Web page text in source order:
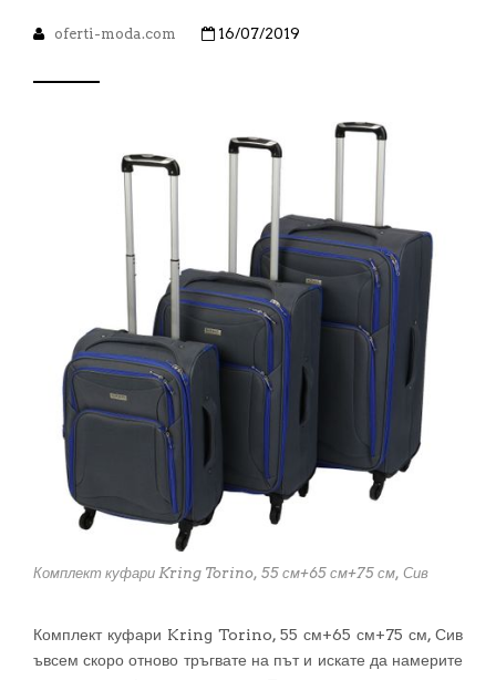
oferti-moda.com 16/07/2019
Комплект куфари Kring Torino, 55 см+65 см+75 см, Сив
Комплект куфари Kring Torino, 55 см+65 см+75 см, Сив
ъвсем скоро отново тръгвате на път и искате да намерите